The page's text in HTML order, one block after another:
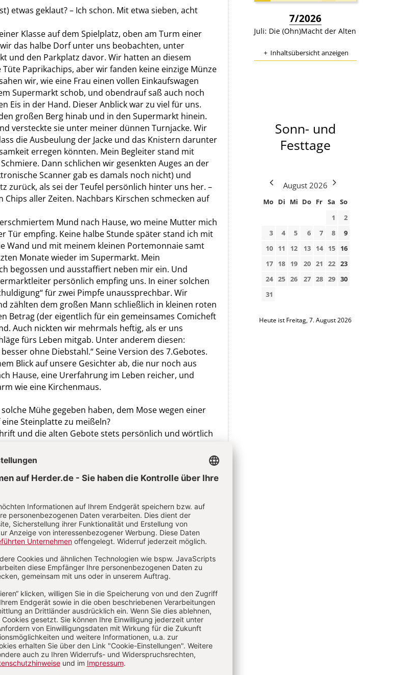
etwas geklaut? – Ich schon. Mit etwa sieben, acht
Klasse auf dem Spielplatz, oben am Turm einer
das halbe Dorf unter uns beobachten, unter
und den Parkplatz davor. Wir hatten an diesem
Paprikachips, aber wir fanden keine einzige Münze
wir, wie eine Frau einen vollen Einkaufswagen
Supermarkt schob, und obendrauf saß auch noch
Eis in der Hand. Dieser Anblick war zu viel für uns.
großen Berg hinab und in den Supermarkt hinein.
versteckte sie unter meiner dünnen Turnjacke. Wir
die Ausbeulung der Jacke und das Knistern darunter
erregen könnten. Mein Begleiter stand mit
Dann schlichen wir gesenkten Auges an der
Scanner gab es damals noch nicht) und
zurück, als sei der Teufel persönlich hinter uns her. –
Chips aller Zeiten. Nachbars Kirschen schmecken auf
Mund nach Hause, wo meine Mutter mich
Tür empfing. Keine halbe Stunde später stand ich mit
Wand und mit meinem kleinen Portemonnaie samt
Monate wieder im Supermarkt. Mein
begossen und ausstaffiert neben mir ein. Und
persönlich empfing uns. In einer solchen
für zwei Pimpfe unaussprechbar. Wir
zählten dem großen Mann schließlich in kleinen roten
Betrag (der eigentlich für ein gemeinsames Comicheft
Auch nickten wir mehrmals heftig, als er uns
fürs Leben mitgab. Unter anderem diesen:
ohne Diebstahl.“ Seine Version des 7.Gebotes.
Blick auf unsere Gesichter ab, die nur noch aus
Hause, eine Urerfahrung im Leben reicher, und
wie eine Kirchenmaus.
Mühe gegeben haben, dem Mose wegen einer
Steinplatte zu meißeln?
und die alten Gebote stets persönlich und wörtlich
fest geschnürten Dutt und den schmalen,
als Kind extrem unentspannt fand, bestand da
aufgehört zu zählen, wie oft sie mit erhobenem
„Der liebe Gott sieht alles.“ Die Wucht der Gebote
bedrohlich über einen kleinen Kinderkopf. Und die
Kindheit lang das Antlitz der Großtante.
nicht von dem Pfarrer, der zur Mitte des letzten
den Pfarrgarten ging, um die Äpfel auf seinen
Das sahen irgendwann auch seine
Knien die Nacht darauf über das Mäuerchen in
der Äpfel klauten, weil des Pfarrers Äpfel auf jeden
wie sie dachten. Sie schmeckten ihnen auch gut.
entdeckten dabei ein Schild an einem der Bäume. Es
Pfarrers: „Der liebe Gott sieht alles!“
wieder durch den Garten ging und seine Äpfel
herben Verlust an Obst fest. Auf das Schild
Kinderschrift unter seine Worte geschrieben:
auf dem Friedhof, habe ich ihr am Grab diesen Witz
den Kopf schief und flog weg.
7/2026:
Juli: Die (Ohn)Macht der Alten
Inhaltsübersicht anzeigen
Sonn- und
Festtage
August 2026
Mo Di Mi Do Fr Sa So
1
2
3
4 5 6 7 8
9
10
11 12 13 14 15
16
17
18 19 20 21 22 23
24 25 26 27 28 29 30
31
Heute ist Freitag, 7. August 2026